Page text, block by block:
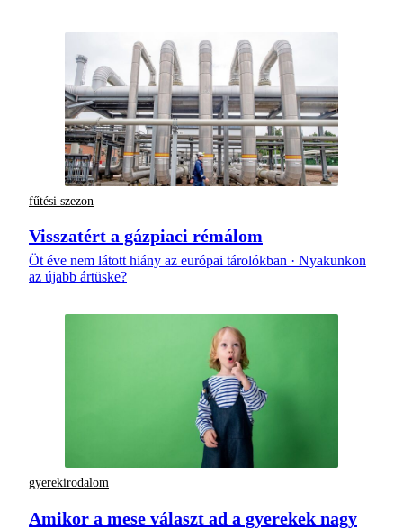
fűtési szezon
Visszatért a gázpiaci rémálom
Öt éve nem látott hiány az európai tárolókban · Nyakunkon
az újabb ártüske?
gyerekirodalom
Amikor a mese választ ad a gyerekek nagy